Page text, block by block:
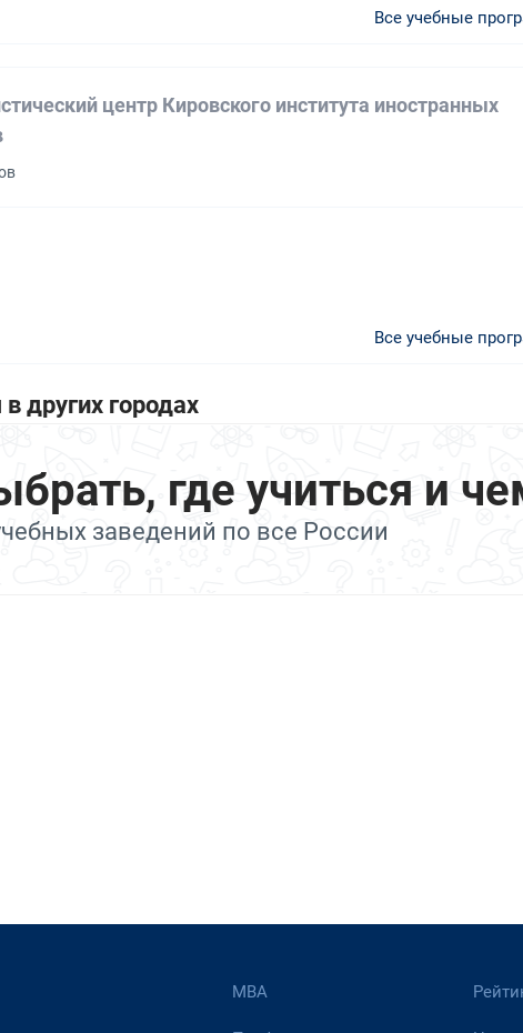
Все учебные
центр Кировского института иностранных
Все учебные
других городах
где учиться и
заведений по все России
МВА